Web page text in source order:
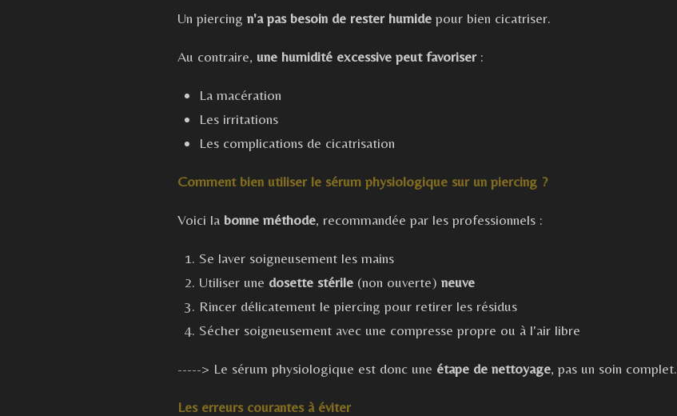
Un piercing n'a pas besoin de rester humide pour bien cicatriser.
Au contraire, une humidité excessive peut favoriser:
La macération
Les irritations
Les complications de cicatrisation
Comment bien utiliser le sérum physiologique sur un piercing ?
Voici la bonne méthode, recommandée par les professionnels :
Se laver soigneusement les mains
Utiliser une dosette stérile (non ouverte) neuve
Rincer délicatement le piercing pour retirer les résidus
Sécher soigneusement avec une compresse propre ou à l'air libre
-----> Le sérum physiologique est donc une étape de nettoyage, pas un soin complet.
Les erreurs courantes à éviter